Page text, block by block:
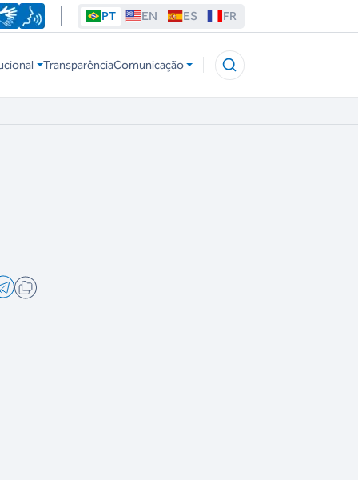
PT EN ES FR
TransparênciaComunicação